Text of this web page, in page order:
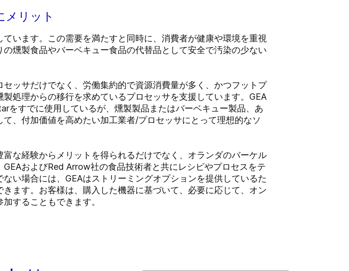
メリット
います。この需要を満たすと同時に、消費者が健康や環境を重視
燻製食品やバーベキュー食品の代替品として安全で汚染の少ない
ッサだけでなく、労働集約的で資源消費量が多く、かつフットプ
処理からの移行を求めているプロセッサを支援しています。GEA
をすでに使用しているが、燻製製品またはバーベキュー製品、あ
、付加価値を高めたい加工業者/プロセッサにとって理想的なソ
な経験からメリットを得られるだけでなく、オランダのバーケル
およびRed Arrow社の食品技術者と共にレシピやプロセスをテ
い場合には、GEAはストリーミングオプションを提供しているた
ます。お客様は、購入した機器に基づいて、必要に応じて、オン
することもできます。